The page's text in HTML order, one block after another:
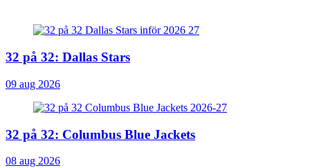
32 på 32: Dallas Stars
09 aug 2026
32 på 32: Columbus Blue Jackets
08 aug 2026